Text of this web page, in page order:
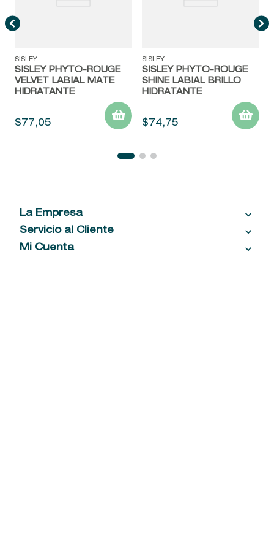
SISLEY
SISLEY PHYTO-ROUGE
VELVET LABIAL MATE
HIDRATANTE
$ 77 ,05
SISLEY
SISLEY PHYTO-ROUGE
SHINE LABIAL BRILLO
HIDRATANTE
$ 74, 75
La Empresa
Acerca de las Fragancias
Ventas al por mayor
Servicio al Cliente
Contáctanos
Mi Cuenta